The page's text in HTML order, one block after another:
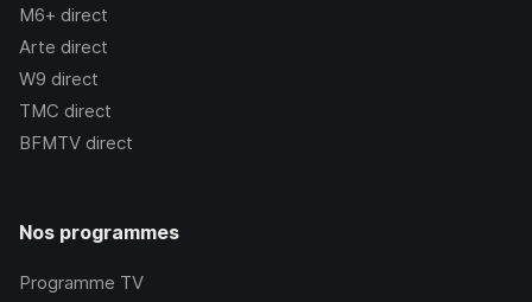
M6+ direct
Arte direct
W9 direct
TMC direct
BFMTV direct
Nos programmes
Programme TV